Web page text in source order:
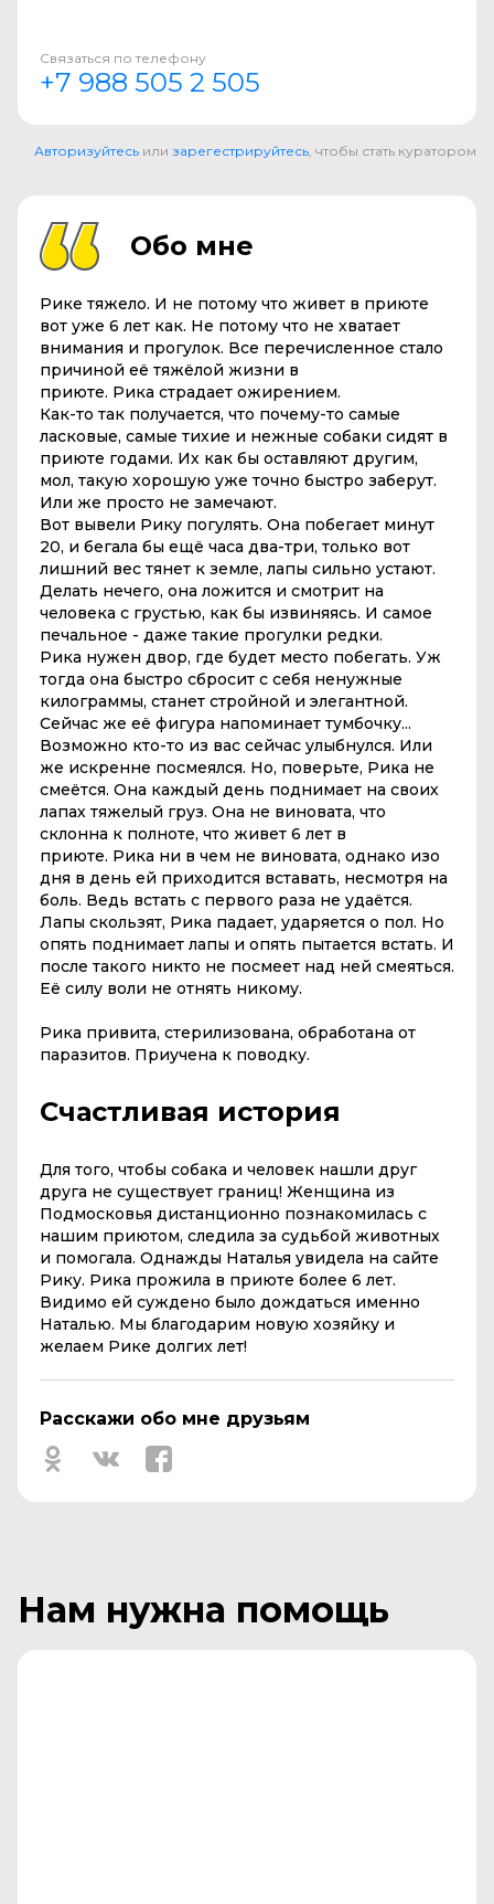
Связаться по телефону
+7 988 505 2 505
Авторизуйтесь или зарегестрируйтесь , чтобы стать куратором
Обо мне
Рике тяжело. И не потому что живет в приюте
вот уже 6 лет как. Не потому что не хватает
внимания и прогулок. Все перечисленное стало
причиной её тяжёлой жизни в
приюте. Рика страдает ожирением.
Как-то так получается, что почему-то самые
ласковые, самые тихие и нежные собаки сидят в
приюте годами. Их как бы оставляют другим,
мол, такую хорошую уже точно быстро заберут.
Или же просто не замечают.
Вот вывели Рику погулять. Она побегает минут
20, и бегала бы ещё часа два-три, только вот
лишний вес тянет к земле, лапы сильно устают.
Делать нечего, она ложится и смотрит на
человека с грустью, как бы извиняясь. И самое
печальное - даже такие прогулки редки.
Рика нужен двор, где будет место побегать. Уж
тогда она быстро сбросит с себя ненужные
килограммы, станет стройной и элегантной.
Сейчас же её фигура напоминает тумбочку...
Возможно кто-то из вас сейчас улыбнулся. Или
же искренне посмеялся. Но, поверьте, Рика не
смеётся. Она каждый день поднимает на своих
лапах тяжелый груз. Она не виновата, что
склонна к полноте, что живет 6 лет в
приюте. Рика ни в чем не виновата, однако изо
дня в день ей приходится вставать, несмотря на
боль. Ведь встать с первого раза не удаётся.
Лапы скользят, Рика падает, ударяется о пол. Но
опять поднимает лапы и опять пытается встать. И
после такого никто не посмеет над ней смеяться.
Её силу воли не отнять никому.
Рика привита, стерилизована, обработана от
паразитов. Приучена к поводку.
Счастливая история
Для того, чтобы собака и человек нашли друг
друга не существует границ! Женщина из
Подмосковья дистанционно познакомилась с
нашим приютом, следила за судьбой животных
и помогала. Однажды Наталья увидела на сайте
Рику. Рика прожила в приюте более 6 лет.
Видимо ей суждено было дождаться именно
Наталью. Мы благодарим новую хозяйку и
желаем Рике долгих лет!
Расскажи обо мне друзьям
Нам нужна помощь